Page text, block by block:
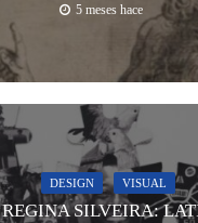
5 meses hace
DESIGN VISUAL
REGINA SILVEIRA: